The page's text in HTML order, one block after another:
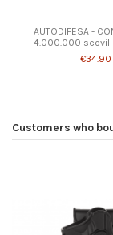
AUTODIFESA -
4.000.000
€34.90
Customers who